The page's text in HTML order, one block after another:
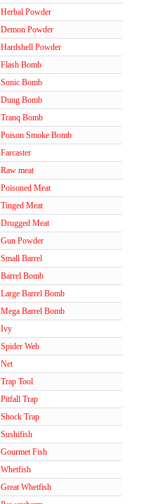
Herbal Powder
Demon Powder
Hardshell Powder
Flash Bomb
Sonic Bomb
Dung Bomb
Tranq Bomb
Poison Smoke Bomb
Farcaster
Raw meat
Poisoned Meat
Tinged Meat
Drugged Meat
Gun Powder
Small Barrel
Barrel Bomb
Large Barrel Bomb
Mega Barrel Bomb
Ivy
Spider Web
Net
Trap Tool
Pitfall Trap
Shock Trap
Sushifish
Gourmet Fish
Whetfish
Great Whetfish